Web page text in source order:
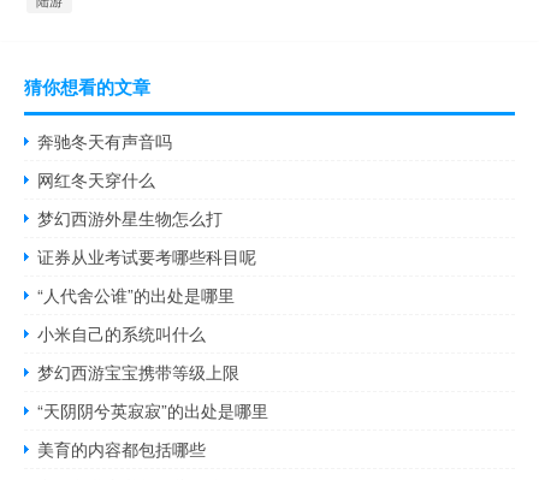
猜你想看的文章
奔驰冬天有声音吗
网红冬天穿什么
梦幻西游外星生物怎么打
证券从业考试要考哪些科目呢
“人代舍公谁”的出处是哪里
小米自己的系统叫什么
梦幻西游宝宝携带等级上限
“天阴阴兮英寂寂”的出处是哪里
美育的内容都包括哪些